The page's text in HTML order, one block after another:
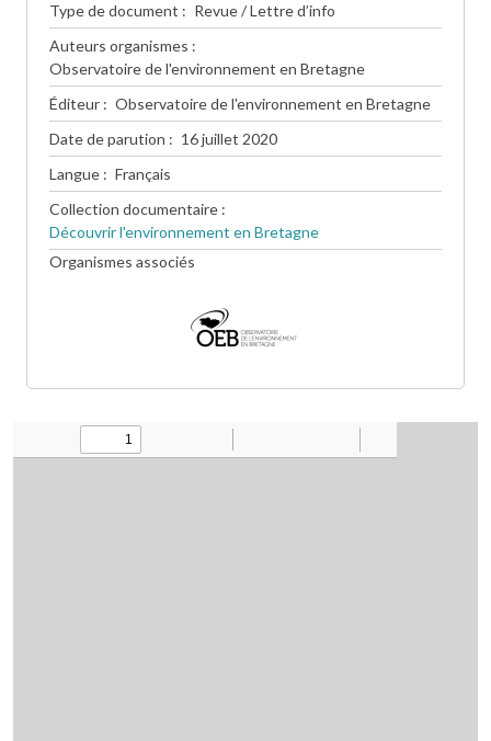
Type de document
Revue / Lettre d’info
Auteurs organismes
Observatoire de l'environnement en Bretagne
Éditeur
Observatoire de l'environnement en Bretagne
Date de parution
16 juillet 2020
Langue
Français
Collection documentaire
Découvrir l'environnement en Bretagne
Organismes associés